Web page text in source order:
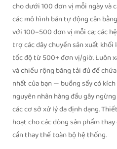
cho dưới 100 đơn vị mỗi ngày và
các mô hình bán tự động cân
với 100–500 đơn vị mỗi ca; các
trợ các dây chuyền sản xuất
tốc độ từ 500+ đơn vị/giờ. Luôn
và chiều rộng băng tải đủ để
nhất của bạn — buồng sấy có
nguyên nhân hàng đầu gây
các cơ sở xử lý đa định dạng.
hoạt cho các dòng sản phẩm
cần thay thế toàn bộ hệ thống.